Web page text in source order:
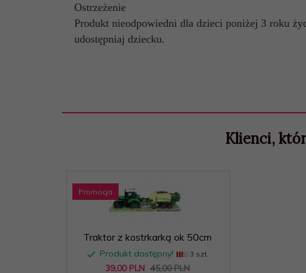
Ostrzeżenie
Produkt nieodpowiedni dla dzieci poniżej 3 roku
udostępniaj dziecku.
Klienci,
Promocja
Traktor z kostrkarką ok 50cm
Produkt dostępny! 3 szt.
39,00 PLN 45,00 PLN